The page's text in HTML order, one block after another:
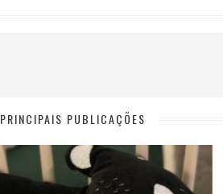
PRINCIPAIS PUBLICAÇÕES